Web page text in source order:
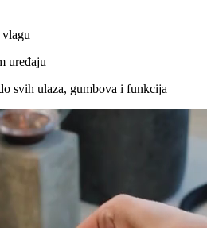
uređaju
svih ulaza, gumbova i funkcija